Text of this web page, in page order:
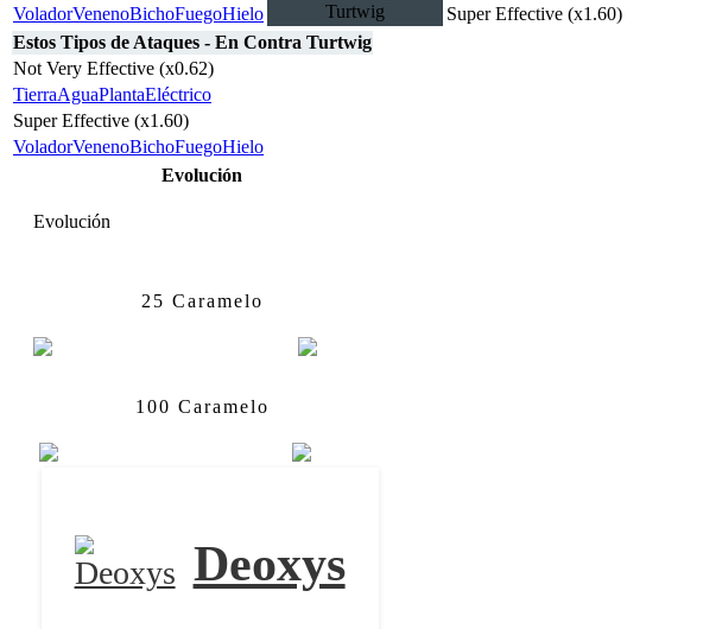
Turtwig
VoladorVenenoBichoFuegoHielo
Super Effective (x1.60)
Estos Tipos de Ataques - En Contra Turtwig
Not Very Effective (x0.62)
TierraAguaPlantaEléctrico
Super Effective (x1.60)
VoladorVenenoBichoFuegoHielo
Evolución
Evolución
25 Caramelo
100 Caramelo
Deoxys